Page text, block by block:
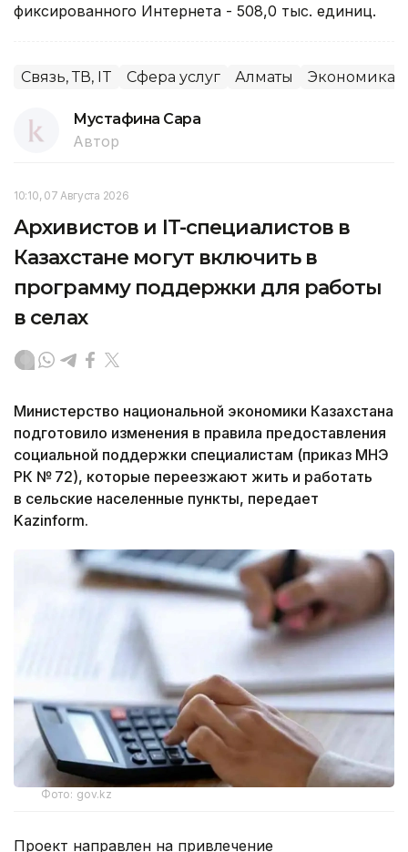
фиксированного Интернета - 508,0 тыс. единиц.
Связь, ТВ, IT Сфера услуг Алматы Экономика
Мустафина Сара
Автор
10:10, 07 Августа 2026
Архивистов и IT-специалистов в
Казахстане могут включить в
программу поддержки для работы
в селах
Министерство национальной экономики Казахстана
подготовило изменения в правила предоставления
социальной поддержки специалистам (приказ МНЭ
РК № 72), которые переезжают жить и работать
в сельские населенные пункты, передает
Kazinform.
Фото: gov.kz
Проект направлен на привлечение